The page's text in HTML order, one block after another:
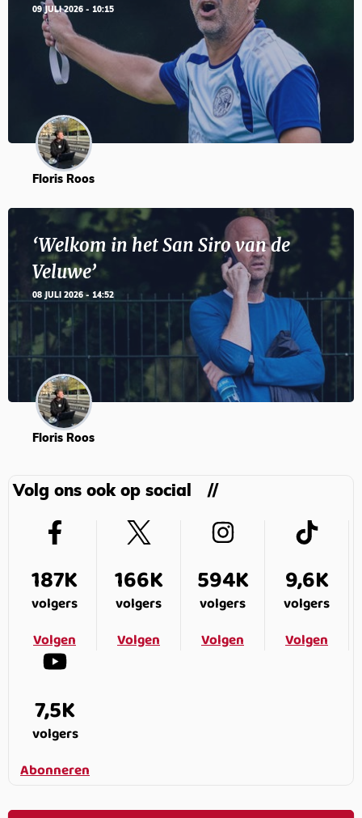
09 JULI 2026 - 10:15
Floris Roos
‘Welkom in het San Siro van de
Veluwe’
08 JULI 2026 - 14:52
Floris Roos
Volg ons ook op social
187K
volgers
Volgen
166K
volgers
Volgen
594K
volgers
Volgen
9,6K
volgers
Volgen
7,5K
volgers
Abonneren